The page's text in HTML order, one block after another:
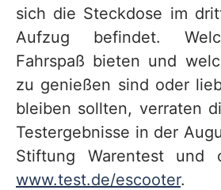
sich die Steckdose im
Aufzug befindet.
Fahrspaß bieten und
zu genießen sind oder
bleiben sollten, verraten
Testergebnisse in der
Stiftung Warentest und
www.test.de/escooter.